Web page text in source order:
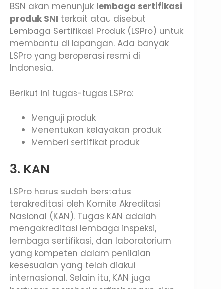
BSN akan menunjuk lembaga sertifikasi
produk SNI terkait atau disebut
Lembaga Sertifikasi Produk (LSPro) untuk
membantu di lapangan. Ada banyak
LSPro yang beroperasi resmi di
Indonesia.
Berikut ini tugas-tugas LSPro:
Menguji produk
Menentukan kelayakan produk
Memberi sertifikat produk
3. KAN
LSPro harus sudah berstatus
terakreditasi oleh Komite Akreditasi
Nasional (KAN). Tugas KAN adalah
mengakreditasi lembaga inspeksi,
lembaga sertifikasi, dan laboratorium
yang kompeten dalam penilaian
kesesuaian yang telah diakui
internasional. Selain itu, KAN juga